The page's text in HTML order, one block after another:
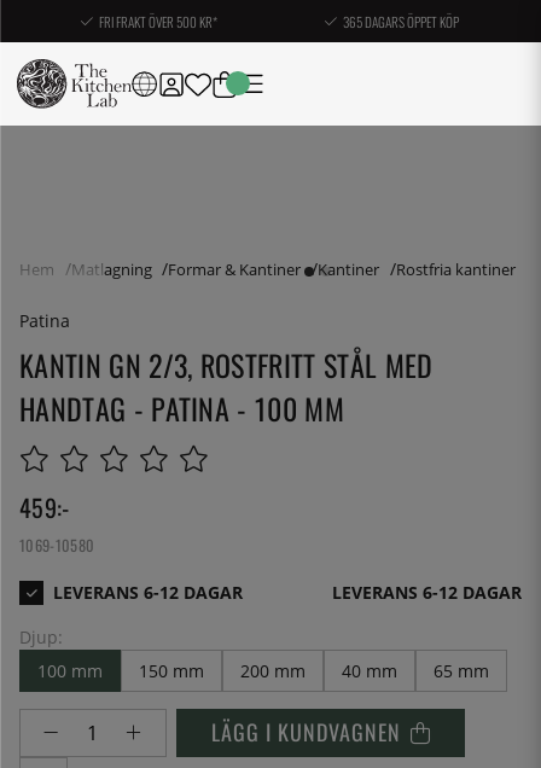
FRI FRAKT ÖVER 500 KR* 365 DAGARS ÖPPET KÖP
Hem Matlagning Formar & Kantiner Kantiner Rostfria kantiner
Patina
KANTIN GN 2/3, ROSTFRITT STÅL MED
HANDTAG - PATINA - 100 MM
459:-
1069-10580
LEVERANS 6-12 DAGAR
Djup:
100 mm
150 mm 200 mm 40 mm 65 mm
LÄGG I KUNDVAGNEN